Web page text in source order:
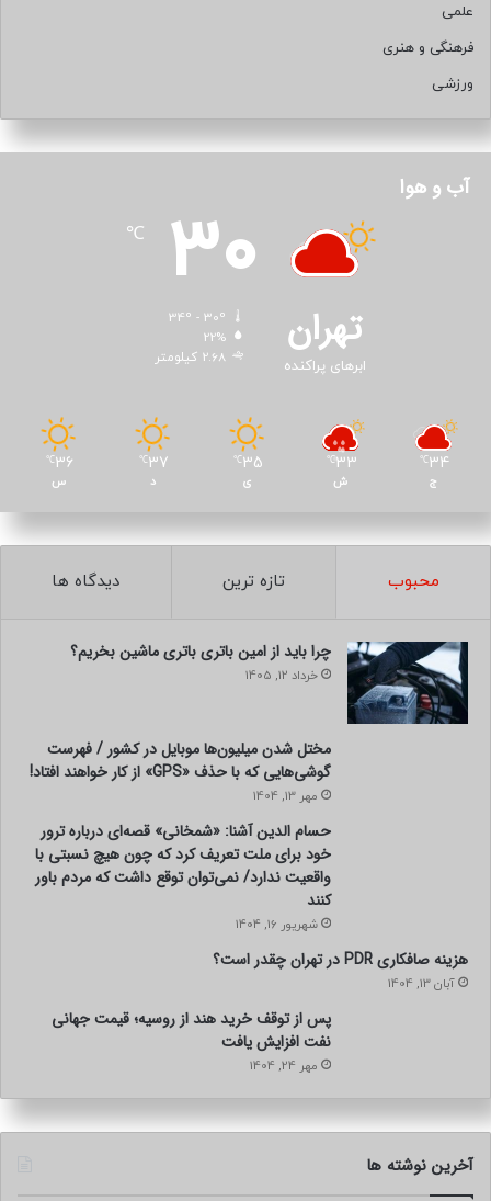
علمی
فرهنگی و هنری
ورزشی
آب و هوا
تهران
ابرهای پراکنده
30
℃
22%
2.68 کیلومتر
34
℃
ج
33
℃
ش
35
℃
ی
37
℃
د
36
℃
س
محبوب تازه ترین دیدگاه ها
چرا باید از امین باتری باتری ماشین بخریم؟
خرداد 12, 1405
مختل شدن میلیون‌ها موبایل در کشور / فهرست
گوشی‌هایی که با حذف «GPS» از کار خواهند افتاد!
مهر 13, 1404
حسام الدین آشنا: «شمخانی» قصه‌ای درباره ترور
خود برای ملت تعریف کرد که چون هیچ نسبتی با
واقعیت ندارد/ نمی‌توان توقع داشت که مردم باور
کنند
شهریور 16, 1404
هزینه صافکاری PDR در تهران چقدر است؟
آبان 13, 1404
پس از توقف خرید هند از روسیه؛ قیمت جهانی
نفت افزایش یافت
مهر 24, 1404
آخرین نوشته ها